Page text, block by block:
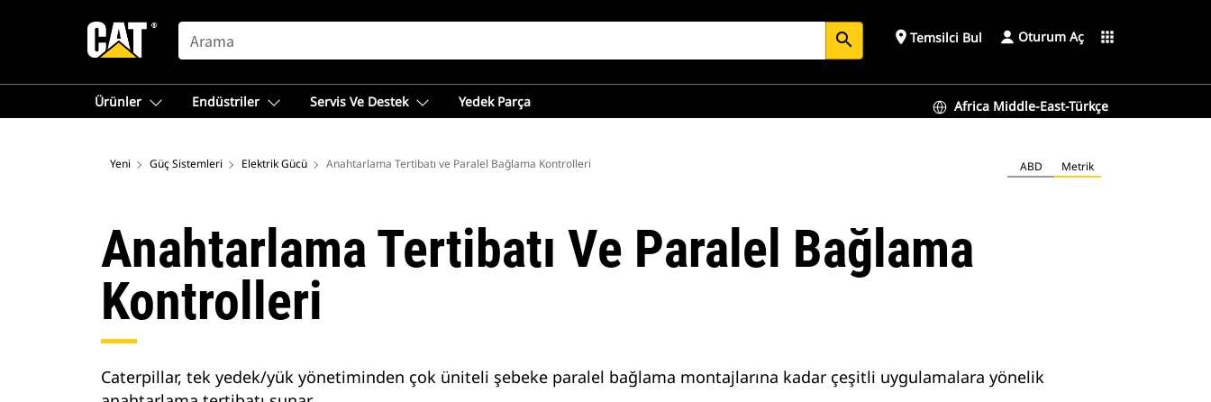
SEARCH search place Temsilci Bul Oturum Aç apps
Ürünler Endüstriler Servis Ve Destek Yedek Parça Africa Middle-East-Türkçe
Yeni Güç Sistemleri Elektrik Gücü Anahtarlama Tertibatı ve Paralel Bağlama Kontrolleri ABD Metrik
Anahtarlama Tertibatı Ve Paralel Bağlama
Kontrolleri
Caterpillar, tek yedek/yük yönetiminden çok üniteli şebeke paralel bağlama montajlarına kadar çeşitli uygulamalara yönelik